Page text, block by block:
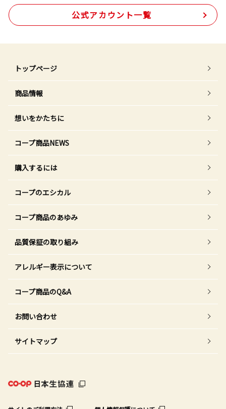
公式アカウント一覧
トップページ
商品情報
想いをかたちに
コープ商品NEWS
購入するには
コープのエシカル
コープ商品のあゆみ
品質保証の取り組み
アレルギー表示について
コープ商品のQ&A
お問い合わせ
サイトマップ